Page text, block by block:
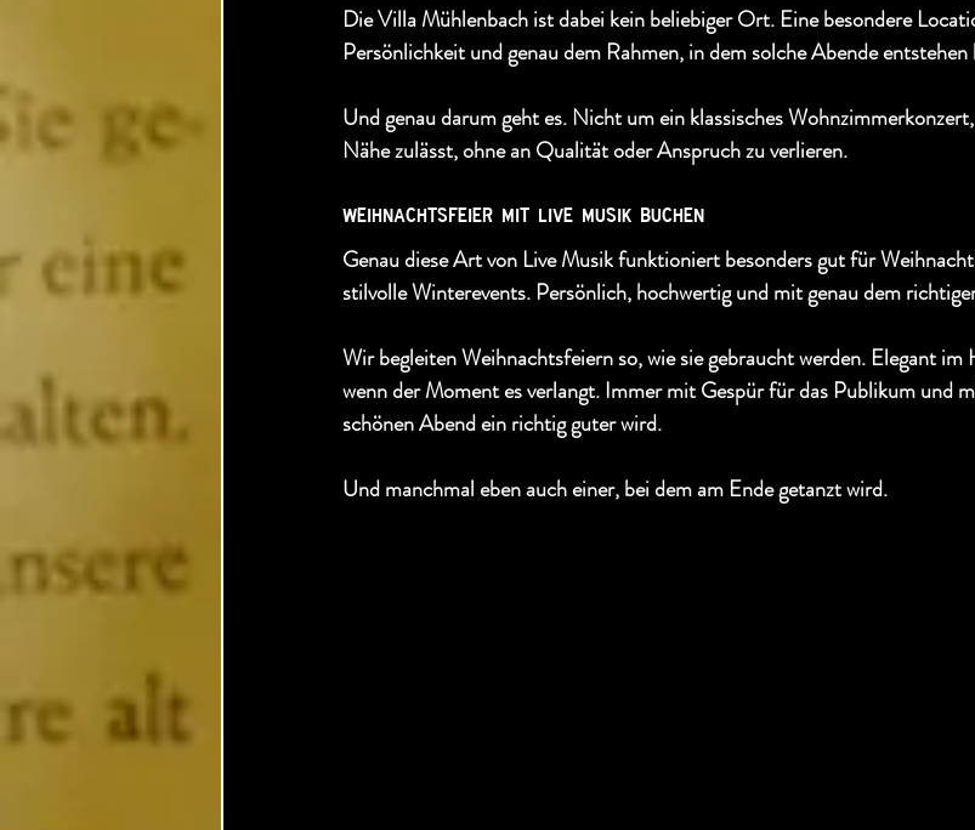
Die Villa Mühlenbach ist dabei kein beliebiger Ort. Eine besondere
Persönlichkeit und genau dem Rahmen, in dem solche Abende entstehen
Und genau darum geht es. Nicht um ein klassisches
Nähe zulässt, ohne an Qualität oder Anspruch zu verlieren.
​weihnachtsfeier mit live musik buchen
Genau diese Art von Live Musik funktioniert besonders gut für
stilvolle Winterevents. Persönlich, hochwertig und mit genau dem
Wir begleiten Weihnachtsfeiern so, wie sie gebraucht werden. Elegant
wenn der Moment es verlangt. Immer mit Gespür für das Publikum und
schönen Abend ein richtig guter wird.
Und manchmal eben auch einer, bei dem am Ende getanzt wird.